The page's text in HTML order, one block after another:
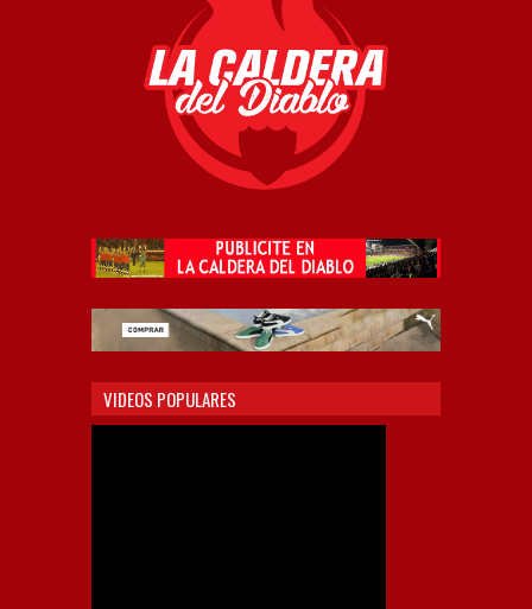
VIDEOS POPULARES